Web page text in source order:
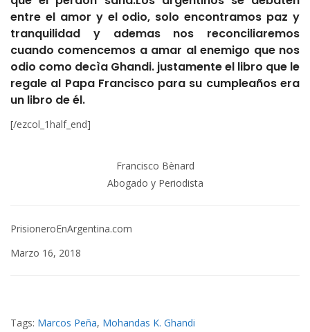
entre el amor y el odio, solo encontramos paz y
tranquilidad y ademas nos reconciliaremos
cuando comencemos a amar al enemigo que nos
odio como decìa Ghandi. justamente el libro que le
regale al Papa Francisco para su cumpleaños era
un libro de él.
[/ezcol_1half_end]
Francisco Bènard
Abogado y Periodista
PrisioneroEnArgentina.com
Marzo 16, 2018
Tags: Marcos Peña, Mohandas K. Ghandi